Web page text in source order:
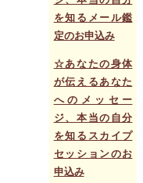
を知るメール鑑
定のお申込み
☆あなたの身体
が伝えるあなた
へのメッセー
ジ、本当の自分
を知るスカイプ
セッションのお
申込み